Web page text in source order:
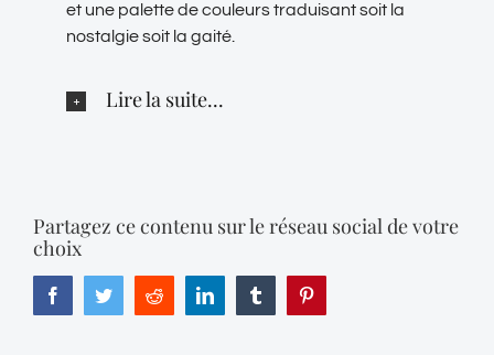
et une palette de couleurs traduisant soit la
nostalgie soit la gaité.
Lire la suite...
Partagez ce contenu sur le réseau social de votre
choix
FacebookTwitterReddit LinkedIn Tumblr